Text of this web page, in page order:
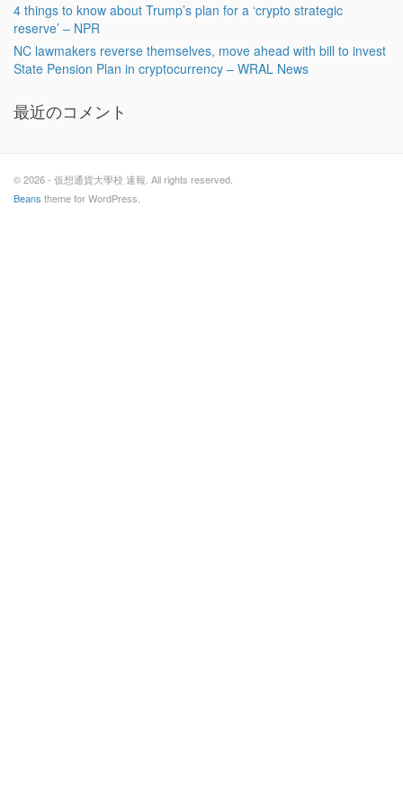
4 things to know about Trump’s plan for a ‘crypto strategic
reserve’ – NPR
NC lawmakers reverse themselves, move ahead with bill to invest
State Pension Plan in cryptocurrency – WRAL News
最近のコメント
© 2026 - 仮想通貨大學校 速報. All rights reserved.
Beans theme for WordPress.